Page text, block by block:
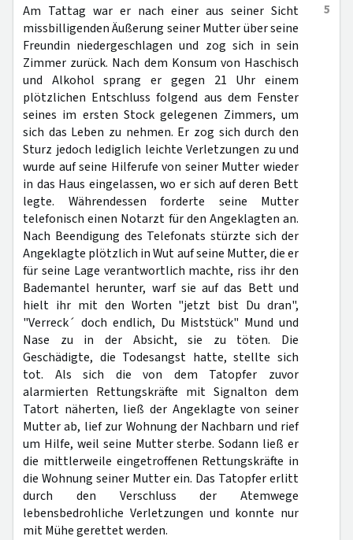
5
Am Tattag war er nach einer aus seiner Sicht
missbilligenden Äußerung seiner Mutter über seine
Freundin niedergeschlagen und zog sich in sein
Zimmer zurück. Nach dem Konsum von Haschisch
und Alkohol sprang er gegen 21 Uhr einem
plötzlichen Entschluss folgend aus dem Fenster
seines im ersten Stock gelegenen Zimmers, um
sich das Leben zu nehmen. Er zog sich durch den
Sturz jedoch lediglich leichte Verletzungen zu und
wurde auf seine Hilferufe von seiner Mutter wieder
in das Haus eingelassen, wo er sich auf deren Bett
legte. Währendessen forderte seine Mutter
telefonisch einen Notarzt für den Angeklagten an.
Nach Beendigung des Telefonats stürzte sich der
Angeklagte plötzlich in Wut auf seine Mutter, die er
für seine Lage verantwortlich machte, riss ihr den
Bademantel herunter, warf sie auf das Bett und
hielt ihr mit den Worten "jetzt bist Du dran",
"Verreck´ doch endlich, Du Miststück" Mund und
Nase zu in der Absicht, sie zu töten. Die
Geschädigte, die Todesangst hatte, stellte sich
tot. Als sich die von dem Tatopfer zuvor
alarmierten Rettungskräfte mit Signalton dem
Tatort näherten, ließ der Angeklagte von seiner
Mutter ab, lief zur Wohnung der Nachbarn und rief
um Hilfe, weil seine Mutter sterbe. Sodann ließ er
die mittlerweile eingetroffenen Rettungskräfte in
die Wohnung seiner Mutter ein. Das Tatopfer erlitt
durch den Verschluss der Atemwege
lebensbedrohliche Verletzungen und konnte nur
mit Mühe gerettet werden.